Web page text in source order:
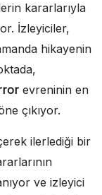
kararlarıyla
İzleyiciler,
hikayenin
evreninin en
çıkıyor.
ilerlediği bir
ve izleyici